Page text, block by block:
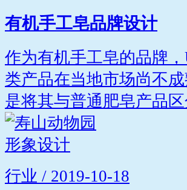
有机手工皂品牌设计
作为有机手工皂的品牌
类产品在当地市场尚不
是将其与普通肥皂产品
行业 / 2019-10-18